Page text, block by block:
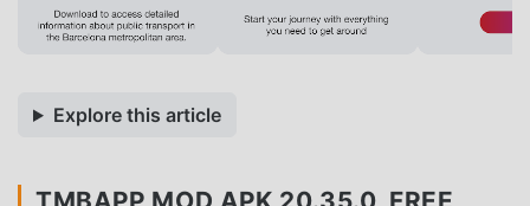
Explore this article